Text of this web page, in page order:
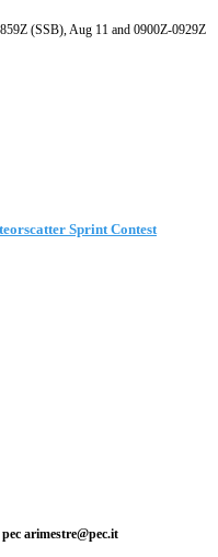
(SSB), Aug 11 and 0900Z-0929Z
Sprint Contest
arimestre@pec.it